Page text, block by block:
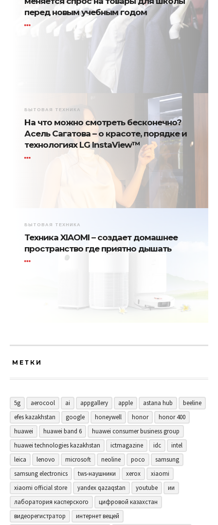
перед новым учебным годом
БЫТОВАЯ ТЕХНИКА
На что можно смотреть бесконечно?
Асель Сагатова – о красоте, порядке и
технологиях LG InstaView™
БЫТОВАЯ ТЕХНИКА
Техника XIAOMI – создает домашнее
пространство где приятно дышать
МЕТКИ
5g aerocool ai appgallery apple astana hub
beeline
efes kazakhstan
google honeywell honor
honor 400
huawei
huawei band 6
huawei consumer business group
huawei technologies kazakhstan
ictmagazine idc
intel
leica
lenovo microsoft neoline poco
samsung
samsung electronics
tws-наушники xerox
xiaomi
xiaomi official store
yandex qazaqstan youtube
ии
лаборатория касперского
цифровой казахстан
видеорегистратор
интернет вещей